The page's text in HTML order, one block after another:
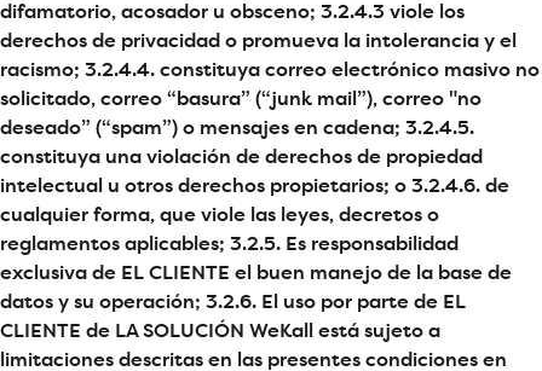
difamatorio, acosador u obsceno; 3.2.4.3 viole los
derechos de privacidad o promueva la intolerancia y el
racismo; 3.2.4.4. constituya correo electrónico masivo no
solicitado, correo “basura” (“junk mail”), correo "no
deseado” (“spam”) o mensajes en cadena; 3.2.4.5.
constituya una violación de derechos de propiedad
intelectual u otros derechos propietarios; o 3.2.4.6. de
cualquier forma, que viole las leyes, decretos o
reglamentos aplicables; 3.2.5. Es responsabilidad
exclusiva de EL CLIENTE el buen manejo de la base de
datos y su operación; 3.2.6. El uso por parte de EL
CLIENTE de LA SOLUCIÓN WeKall está sujeto a
limitaciones descritas en las presentes condiciones en